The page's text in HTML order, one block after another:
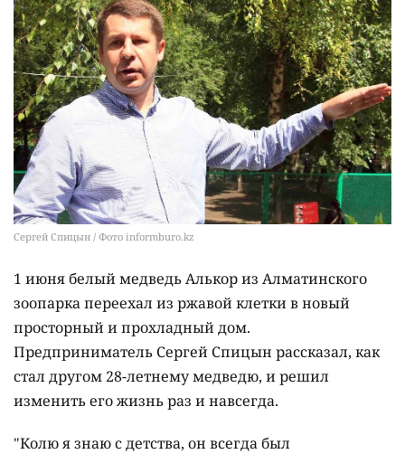
Сергей Спицын / Фото informburo.kz
1 июня белый медведь Алькор из Алматинского
зоопарка переехал из ржавой клетки в новый
просторный и прохладный дом.
Предприниматель Сергей Спицын рассказал, как
стал другом 28-летнему медведю, и решил
изменить его жизнь раз и навсегда.
"Колю я знаю с детства, он всегда был